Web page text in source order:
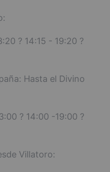
? 14:15 - 19:20 ?
Hasta el Divino
? 14:00 -19:00 ?
Villatoro: